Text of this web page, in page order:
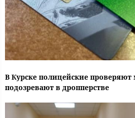
В Курске полицейские
подозревают в дропперстве